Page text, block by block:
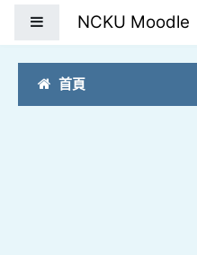
首頁
NCKU Moodle